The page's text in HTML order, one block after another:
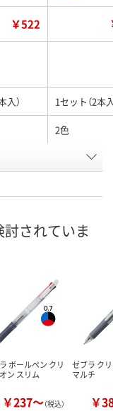
￥522
入） 1セット（2本
2色
ゴへ
数量
カ
されていま
ボールペン クリ
ン スリム
￥237～（税込）
ゼブラ ク
マルチ
￥